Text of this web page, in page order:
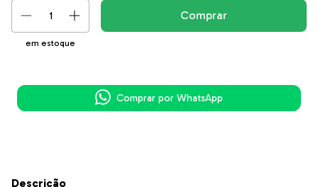
em estoque
Comprar por WhatsApp
Descrição